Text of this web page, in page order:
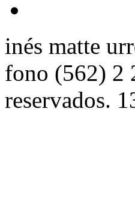
inés matte
fono (562) 2
reservados.